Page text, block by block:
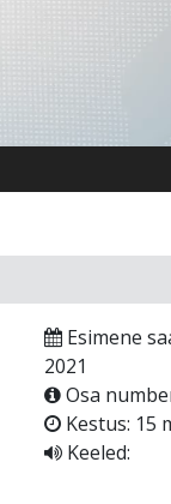
Esimene
2021
Osa
Kestus: 15
Keeled: